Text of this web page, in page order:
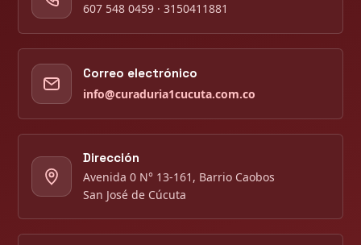
607 548 0459 · 3150411881
Correo electrónico
info@curaduria1cucuta.com.co
Dirección
Avenida 0 N° 13-161, Barrio Caobos
San José de Cúcuta